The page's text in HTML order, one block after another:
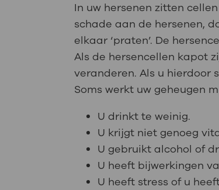
In uw hersenen zitten
schade aan de hersenen,
elkaar ‘praten’. De
Als de hersencellen kapot
veranderen. Als u hierdoor
Soms werkt uw geheugen
U drinkt te weinig.
U krijgt niet genoeg
U gebruikt alcohol of
U heeft bijwerkingen
U heeft stress of u